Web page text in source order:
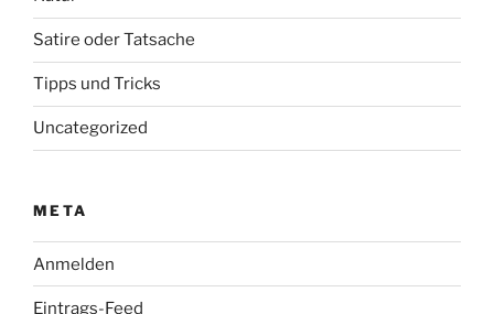
Satire oder Tatsache
Tipps und Tricks
Uncategorized
META
Anmelden
Eintrags-Feed